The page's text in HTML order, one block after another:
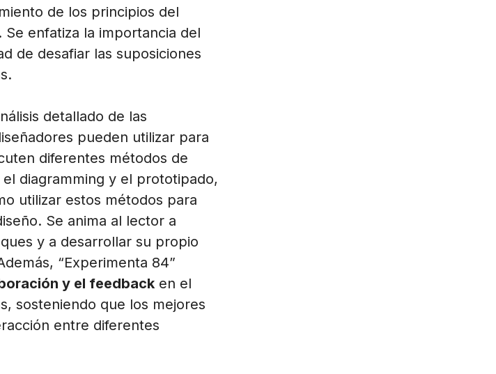
de los principios del
enfatiza la importancia del
de desafiar las suposiciones
detallado de las
pueden utilizar para
diferentes métodos de
diagramming y el prototipado,
utilizar estos métodos para
Se anima al lector a
y a desarrollar su propio
“Experimenta 84”
y el feedbacken el
sosteniendo que los mejores
entre diferentes